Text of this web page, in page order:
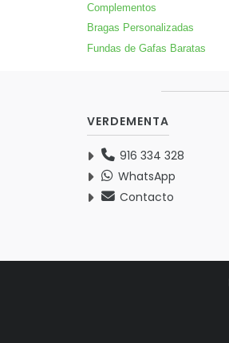
Complementos
Bragas Personalizadas
Fundas de Gafas Baratas
VERDEMENTA
916 334 328
WhatsApp
Contacto